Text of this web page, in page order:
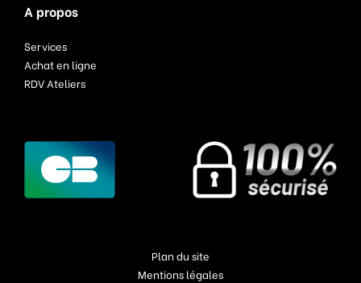
A propos
Services
Achat en ligne
RDV Ateliers
Plan du site
Mentions légales